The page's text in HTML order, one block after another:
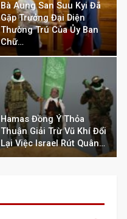
Bà Aung San Suu Kyi Đã
Gặp Trưởng Đại Diện
Thường Trú Của Ủy Ban
Chữ…
Hamas Đồng Ý Thỏa
Thuận Giải Trừ Vũ Khí Đổi
Lại Việc Israel Rút Quân…